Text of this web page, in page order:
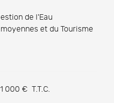
de l'Eau
et du Tourisme
000 € T.T.C.